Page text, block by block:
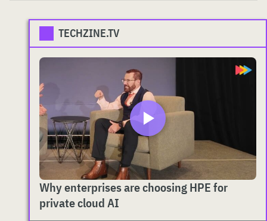
TECHZINE.TV
Why enterprises are choosing HPE for
private cloud AI